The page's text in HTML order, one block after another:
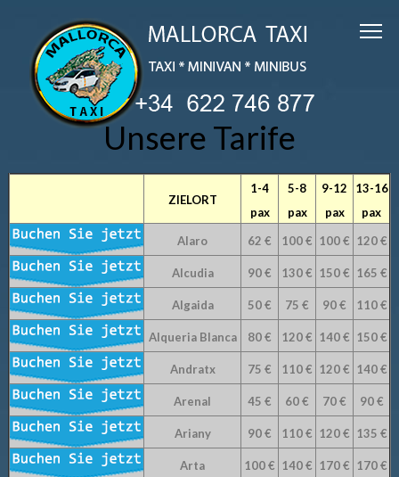
Unsere Tarife
ZIELORT
1-4
pax
5-8
pax
9-12
pax
13-16
pax
Alaro
62 € 100 € 100 € 120 €
Alcudia 90 € 130 € 150 € 165 €
Algaida 50 € 75 € 90 € 110 €
Alqueria Blanca 80 € 120 € 140 € 150 €
Andratx 75 € 110 € 120 € 140 €
Arenal 45 € 60 € 70 € 90 €
Ariany 90 € 110 € 120 € 135 €
Arta 100 € 140 € 170 € 170 €